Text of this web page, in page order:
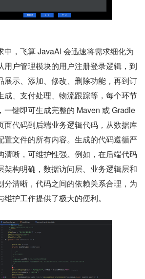
中，飞算 JavaAI 会迅速将需求细化为
用户管理模块的用户注册登录逻辑，到
展示、添加、修改、删除功能，再到订
成、支付处理、物流跟踪等，每个环节
一键即可生成完整的 Maven 或 Gradle
面代码到后端业务逻辑代码，从数据库
置文件的所有内容。生成的代码遵循严
清晰，可维护性强。例如，在后端代码
架构明确，数据访问层、业务逻辑层和
分清晰，代码之间的依赖关系合理，为
护工作提供了极大的便利。